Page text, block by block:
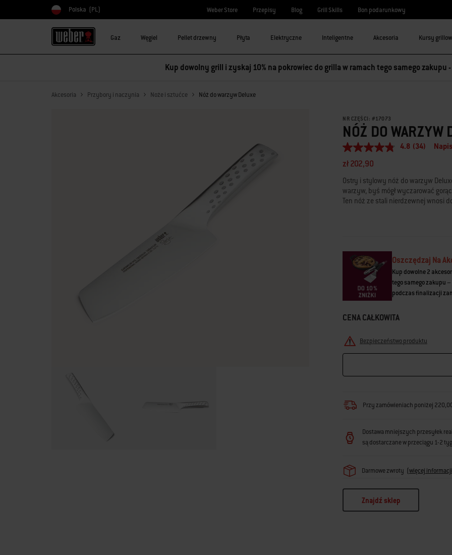
Wybierz kraj
Polska (PL) Weber Store Przepisy Blog Grill Skills Bon podarunkowy
Gaz Węgiel Pellet drzewny Płyta Elektryczne Inteligentne Akcesoria Kursy
Kup dowolny grill i zyskaj 10% na pokrowiec do grilla w ramach tego samego zakupu -
Akcesoria Przybory i naczynia Noże i sztućce Nóż do warzyw Deluxe
NR CZĘŚCI: #17073
NÓŻ DO WARZYW
4.8
5
średnia
wartość
oceny.
samej
strony.
4.8 (34)
zł 202,90
Ostry i stylowy nóż do warzyw
warzyw, byś mógł wyczarować
Ten nóż ze stali nierdzewnej wnosi
Oszczędzaj Na
Kup dowolne 2
tego samego zakupu
podczas finalizacji
CENA CAŁKOWITA
Bezpieczeństwo produktu
Przy zamówieniach poniżej
Dostawa mniejszych przesyłek
są dostarczane w przeciągu 1-2
Darmowe zwroty (więcej informacji
Znajdź sklep